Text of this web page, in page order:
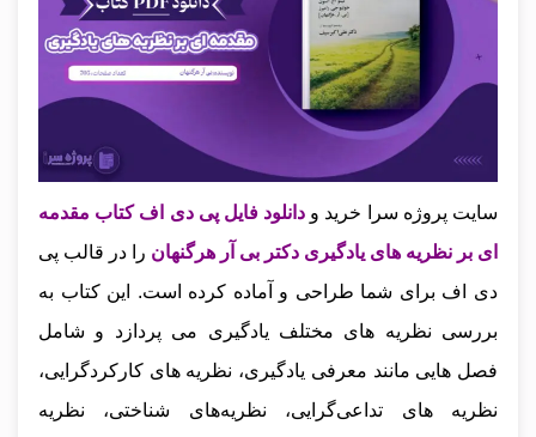
سایت پروژه سرا خرید و دانلود فایل پی دی اف کتاب مقدمه
ای بر نظریه های یادگیری دکتر بی آر هرگنهان را در قالب پی
دی اف برای شما طراحی و آماده کرده است. این کتاب به
بررسی نظریه‌ های مختلف یادگیری می‌ پردازد و شامل
فصل‌ هایی مانند معرفی یادگیری، نظریه‌ های کارکردگرایی،
نظریه‌ های تداعی‌گرایی، نظریه‌های شناختی، نظریه